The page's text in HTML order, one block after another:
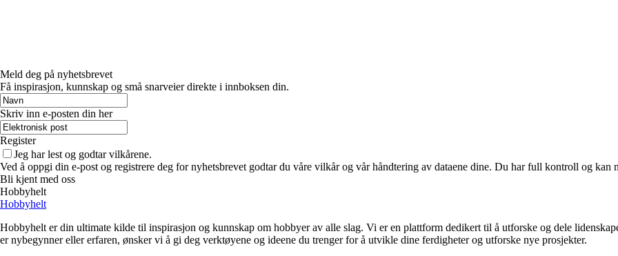
Meld deg på nyhetsbrevet
Få inspirasjon, kunnskap og små snarveier direkte i innboksen din.
Skriv inn e-posten din her
Register
Jeg har lest og godtar vilkårene.
Ved å oppgi din e-post og registrere deg for nyhetsbrevet godtar du våre vilkår og vår håndtering av dataene dine. Du har full kontroll og kan
Bli kjent med oss
Hobbyhelt
Hobbyhelt
Hobbyhelt er din ultimate kilde til inspirasjon og kunnskap om hobbyer av alle slag. Vi er en plattform dedikert til å utforske og dele
er nybegynner eller erfaren, ønsker vi å gi deg verktøyene og ideene du trenger for å utvikle dine ferdigheter og utforske nye prosjekter.